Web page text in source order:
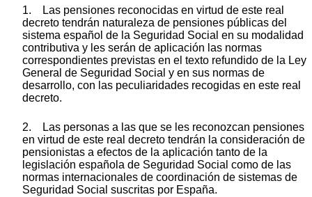
1. Las pensiones reconocidas en virtud de este real
decreto tendrán naturaleza de pensiones públicas del
sistema español de la Seguridad Social en su modalidad
contributiva y les serán de aplicación las normas
correspondientes previstas en el texto refundido de la Ley
General de Seguridad Social y en sus normas de
desarrollo, con las peculiaridades recogidas en este real
decreto.
2. Las personas a las que se les reconozcan pensiones
en virtud de este real decreto tendrán la consideración de
pensionistas a efectos de la aplicación tanto de la
legislación española de Seguridad Social como de las
normas internacionales de coordinación de sistemas de
Seguridad Social suscritas por España.